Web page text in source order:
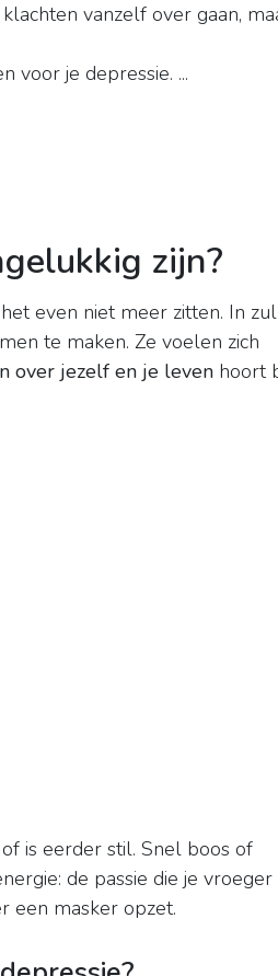
vanzelf over gaan,
voor je depressie. ...
zijn?
even niet meer zitten. In
te maken. Ze voelen zich
over jezelf en je leven hoort
is eerder stil. Snel boos of
de passie die je vroeger
een masker opzet.